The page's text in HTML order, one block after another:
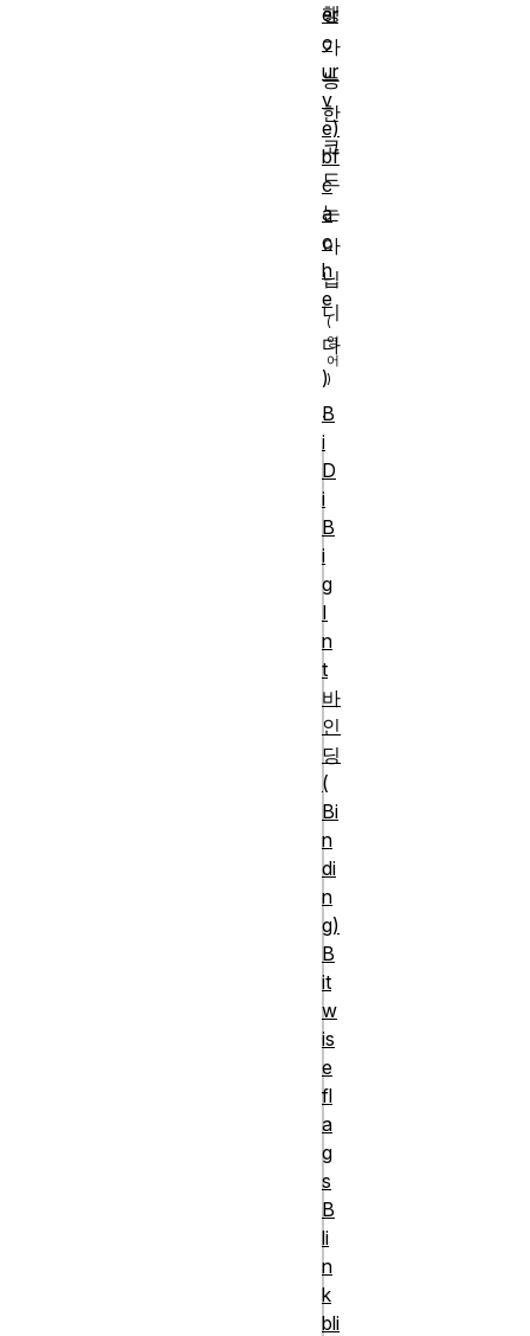
행
가
능
한
코
드
는
아
닙
니
다
)
.
/* JavaScript if
conditional) {
행되는 코드
}
if (boolean
conditional) {
conditional
to true");
} else {
conditional
to false");
}
/* JavaScript for
프 */
for (control
variable; boolean
conditional;
{
  // 조건이 참일 경우 반
er
c
ur
v
e)
bf
c
a
c
h
e
B
i
D
i
B
i
g
I
n
t
바
인
딩
(
Bi
n
di
n
g)
B
it
w
is
e
fl
a
g
s
B
li
n
k
bli